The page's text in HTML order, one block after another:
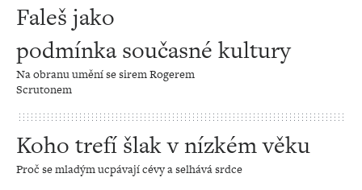
Faleš jako
podmínka současné kultury
Na obranu umění se sirem Rogerem
Scrutonem
Koho trefí šlak v nízkém věku
Proč se mladým ucpávají cévy a selhává srdce